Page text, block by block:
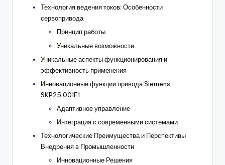
Технология ведения токов: Особенности
сервопривода
Принцип работы
Уникальные возможности
Уникальные аспекты функционирования и
эффективность применения
Инновационные функции привода Siemens
SKP25.001E1
Адаптивное управление
Интеграция с современными системами
Технологические Преимущества и Перспективы
Внедрения в Промышленности
Инновационные Решения